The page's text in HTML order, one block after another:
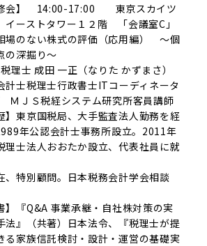
修会】 14:00-17:00 東京スカイツ
ーストタワー１２階 「会議室C」
場のない株式の評価（応用編） ～個
の深掘り～
理士 成田 一正（なりた かずまさ）
計士税理士行政書士ITコーディネータ
ＪＳ税経システム研究所客員講師
】東京国税局、大手監査法人勤務を経
年公認会計士事務所設立。2011年
理士法人おおたか設立、代表社員に就
、特別顧問。日本税務会計学会相談
】『Q&A 事業承継・自社株対策の実
法』（共著）日本法令、『税理士が提
る家族信託検討・設計・運営の基礎実